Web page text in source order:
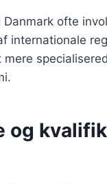
Danmark ofte
internationale
og